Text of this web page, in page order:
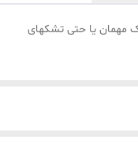
مهمان یا حتی تشکهای